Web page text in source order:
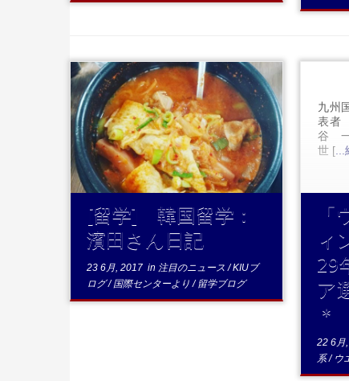
...続きを読む
[留学] 韓国留学：
濱田さん日記
23 6月, 2017 in 注目のニュース/KIUブ
ログ/国際センターより/留学ブログ
九州
表者
谷
世 [
ィ
29
ア
＊
22 6月
系/ ウ